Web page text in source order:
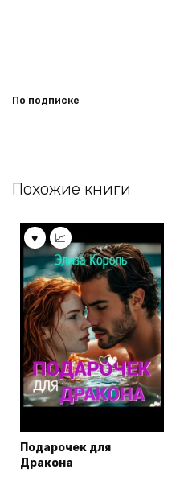
По подписке
Похожие книги
Подарочек для
Дракона